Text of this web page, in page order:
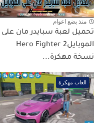
منذ بضع اعوام
تحميل لعبة سبايدر مان على
الموبايلHero Fighter 2
نسخة مهكرة...
العاب مهكرة